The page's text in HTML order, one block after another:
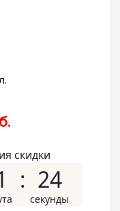
скидки
23